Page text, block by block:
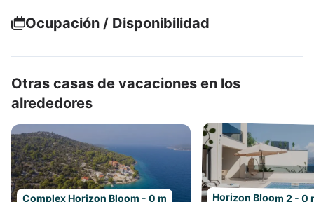
Ocupación / Disponibilidad
Otras casas de vacaciones en los
alrededores
Complex Horizon Bloom - 0 m Horizon Bloom 2 - 0